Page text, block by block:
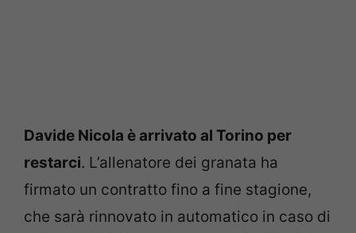
Davide Nicola è arrivato al Torino per
restarci. L’allenatore dei granata ha
firmato un contratto fino a fine stagione,
che sarà rinnovato in automatico in caso di